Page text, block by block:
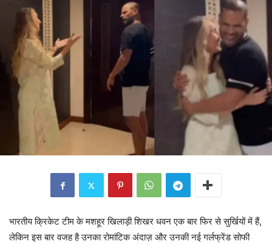
भारतीय क्रिकेट टीम के मशहूर खिलाड़ी शिखर धवन एक बार फिर से सुर्खियों में हैं,
लेकिन इस बार वजह है उनका रोमांटिक अंदाज़ और उनकी नई गर्लफ्रेंड सोफी